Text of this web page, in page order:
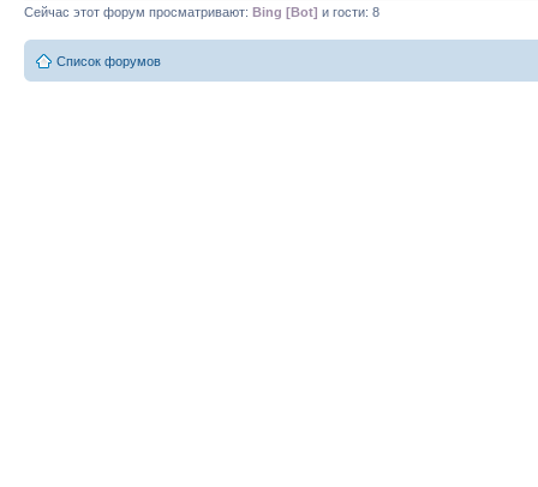
Сейчас этот форум просматривают: Bing [Bot] и гости: 8
Список форумов